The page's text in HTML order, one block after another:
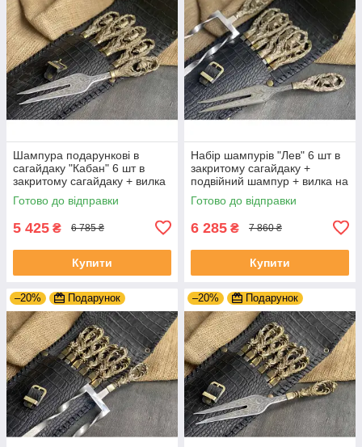
Шампура подарункові в
сагайдаку "Кабан" 6 шт в
закритому сагайдаку + вилка
подарунок на ювілей свату
Готово до відправки
5 425 ₴ 6 785 ₴
Купити
Набір шампурів "Лев" 6 шт в
закритому сагайдаку +
подвійний шампур + вилка на
подарунок директору
Готово до відправки
6 285 ₴ 7 860 ₴
Купити
–20% Подарунок –20% Подарунок